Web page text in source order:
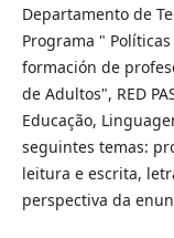
Departamento de
Programa "
formación de
de Adultos", RED
Educação,
seguintes temas:
leitura e escrita,
perspectiva da